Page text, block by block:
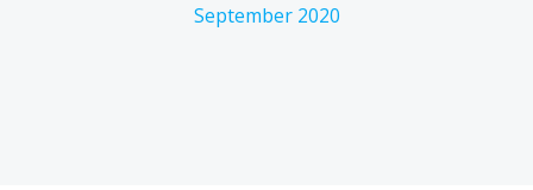
September 2020